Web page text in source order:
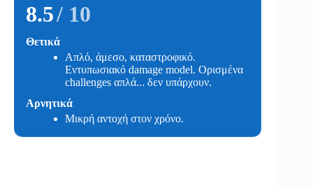
8.5/ 10
Θετικά
Απλό, άμεσο, καταστροφικό.
Εντυπωσιακό damage model. Ορισμένα
challenges απλά... δεν υπάρχουν.
Αρνητικά
Μικρή αντοχή στον χρόνο.